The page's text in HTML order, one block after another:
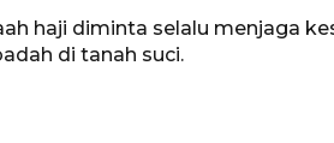
haji diminta selalu menjaga
di tanah suci.